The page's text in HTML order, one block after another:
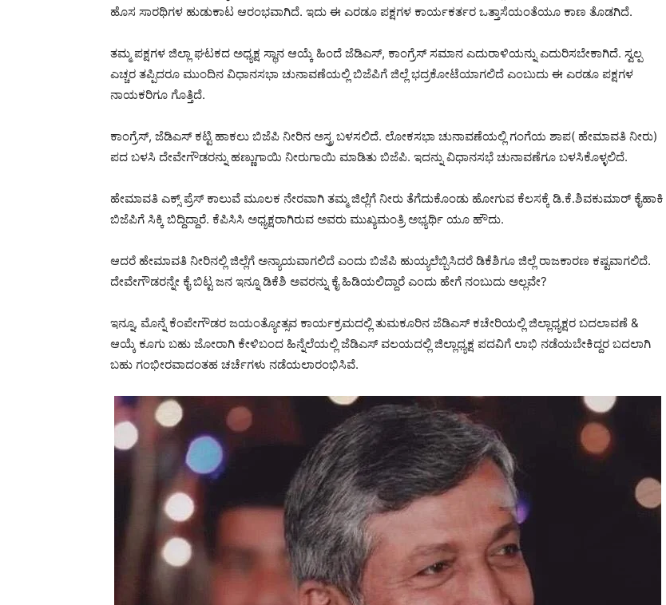
ಹೊಸ ಸಾರಥಿಗಳ ಹುಡುಕಾಟ‌ ಆರಂಭವಾಗಿದೆ.‌ ಇದು‌ ಈ ಎರಡೂ ಪಕ್ಷಗಳ ಕಾರ್ಯಕರ್ತರ ಒತ್ತಾಸೆಯಂತೆಯೂ ಕಾಣ ತೊಡಗಿದೆ.
ತಮ್ಮ‌ ಪಕ್ಷಗಳ ಜಿಲ್ಲಾ ಘಟಕದ ಅಧ್ಯಕ್ಷ ಸ್ಥಾನ ಆಯ್ಕೆ ಹಿಂದೆ ಜೆಡಿಎಸ್, ಕಾಂಗ್ರೆಸ್ ಸಮಾನ ಎದುರಾಳಿಯನ್ನು ಎದುರಿಸಬೇಕಾಗಿದೆ. ಸ್ವಲ್ಪ
ಎಚ್ಚರ ತಪ್ಪಿದರೂ ಮುಂದಿನ ವಿಧಾನಸಭಾ ಚುನಾವಣೆಯಲ್ಲಿ ಬಿಜೆಪಿಗೆ ಜಿಲ್ಲೆ ಭದ್ರಕೋಟೆಯಾಗಲಿದೆ ಎಂಬುದು ಈ ಎರಡೂ ಪಕ್ಷಗಳ
ನಾಯಕರಿಗೂ ಗೊತ್ತಿದೆ.
ಕಾಂಗ್ರೆಸ್, ಜೆಡಿಎಸ್ ಕಟ್ಟಿ ಹಾಕಲು ಬಿಜೆಪಿ ನೀರಿನ ಅಸ್ತ್ರ ಬಳಸಲಿದೆ. ಲೋಕಸಭಾ ಚುನಾವಣೆಯಲ್ಲಿ ಗಂಗೆಯ ಶಾಪ( ಹೇಮಾವತಿ ನೀರು)
ಪದ ಬಳಸಿ ದೇವೇಗೌಡರನ್ನು ಹಣ್ಣುಗಾಯಿ ನೀರುಗಾಯಿ ಮಾಡಿತು ಬಿಜೆಪಿ. ಇದನ್ನು ವಿಧಾನಸಭೆ ಚುನಾವಣೆಗೂ ಬಳಸಿಕೊಳ್ಳಲಿದೆ.
ಹೇಮಾವತಿ ಎಕ್ಸ್ ಪ್ರೆಸ್ ಕಾಲುವೆ ಮೂಲಕ ನೇರವಾಗಿ ತಮ್ಮ ಜಿಲ್ಲೆಗೆ ನೀರು ತೆಗೆದುಕೊಂಡು ಹೋಗುವ ಕೆಲಸಕ್ಕೆ ಡಿ.ಕೆ.ಶಿವಕುಮಾರ್ ಕೈಹಾಕಿ
ಬಿಜೆಪಿಗೆ ಸಿಕ್ಕಿ ಬಿದ್ದಿದ್ದಾರೆ. ಕೆಪಿಸಿಸಿ ಅಧ್ಯಕ್ಷರಾಗಿರುವ ಅವರು ಮುಖ್ಯಮಂತ್ರಿ ಅಭ್ಯರ್ಥಿ ಯೂ ಹೌದು.
ಆದರೆ ಹೇಮಾವತಿ ನೀರಿನಲ್ಲಿ ಜಿಲ್ಲೆಗೆ ಅನ್ಯಾಯವಾಗಲಿದೆ ಎಂದು ಬಿಜೆಪಿ ಹುಯ್ಯಲೆಬ್ಬಿಸಿದರೆ ಡಿಕೆಶಿಗೂ ಜಿಲ್ಲೆ ರಾಜಕಾರಣ ಕಷ್ಟವಾಗಲಿದೆ.
ದೇವೇಗೌಡರನ್ನೇ ಕೈ ಬಿಟ್ಟ ಜನ ಇನ್ನೂ ಡಿಕೆಶಿ ಅವರನ್ನು ಕೈ ಹಿಡಿಯಲಿದ್ದಾರೆ ಎಂದು ಹೇಗೆ ನಂಬುದು ಅಲ್ಲವೇ?
ಇನ್ನೂ, ಮೊನ್ನೆ ಕೆಂಪೇಗೌಡರ ಜಯಂತ್ಯೋತ್ಸವ ಕಾರ್ಯಕ್ರಮದಲ್ಲಿ ತುಮಕೂರಿನ ಜೆಡಿಎಸ್ ಕಚೇರಿಯಲ್ಲಿ ಜಿಲ್ಲಾಧ್ಯಕ್ಷರ ಬದಲಾವಣೆ &
ಆಯ್ಕೆ ಕೂಗು ಬಹು ಜೋರಾಗಿ ಕೇಳಿಬಂದ ಹಿನ್ನೆಲೆಯಲ್ಲಿ ಜೆಡಿಎಸ್ ವಲಯದಲ್ಲಿ ಜಿಲ್ಲಾಧ್ಯಕ್ಷ ಪದವಿಗೆ ಲಾಭಿ ನಡೆಯಬೇಕಿದ್ದರ ಬದಲಾಗಿ
ಬಹು ಗಂಭೀರವಾದಂತಹ ಚರ್ಚೆಗಳು ನಡೆಯಲಾರಂಭಿಸಿವೆ.